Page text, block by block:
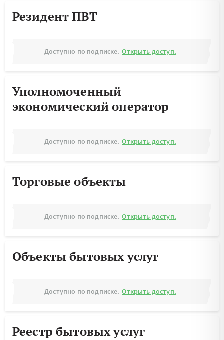
Резидент ПВТ
Доступно по подписке. Открыть доступ.
Уполномоченный
экономический оператор
Доступно по подписке. Открыть доступ.
Торговые объекты
Доступно по подписке. Открыть доступ.
Объекты бытовых услуг
Доступно по подписке. Открыть доступ.
Реестр бытовых услуг